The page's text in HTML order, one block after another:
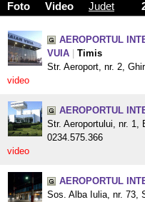
Foto Video Judet
AEROPORTUL
VUIA
Timis
Str. Aeroport, nr. 2,
video
AEROPORTUL
Str. Aeroportului, nr. 1,
0234.575.366
video
AEROPORTUL
Sos. Alba Iulia, nr. 73,